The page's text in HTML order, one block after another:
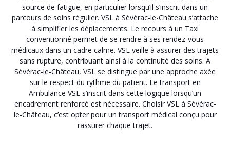
source de fatigue, en particulier lorsqu’il s’inscrit dans un
parcours de soins régulier. VSL à Sévérac-le-Château s’attache
à simplifier les déplacements. Le recours à un Taxi
conventionné permet de se rendre à ses rendez-vous
médicaux dans un cadre calme. VSL veille à assurer des trajets
sans rupture, contribuant ainsi à la continuité des soins. A
Sévérac-le-Château, VSL se distingue par une approche axée
sur le respect du rythme du patient. Le transport en
Ambulance VSL s’inscrit dans cette logique lorsqu’un
encadrement renforcé est nécessaire. Choisir VSL à Sévérac-
le-Château, c’est opter pour un transport médical conçu pour
rassurer chaque trajet.